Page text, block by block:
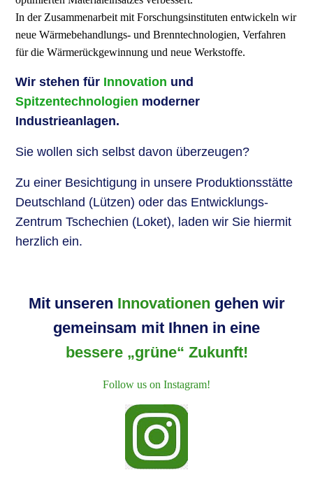
In der Zusammenarbeit mit Forschungsinstituten entwickeln wir
neue Wärmebehandlungs- und Brenntechnologien, Verfahren
für die Wärmerückgewinnung und neue Werkstoffe.
Wir stehen für Innovation und
Spitzentechnologien moderner
Industrieanlagen.
Sie wollen sich selbst davon überzeugen?
Zu einer Besichtigung in unsere Produktionsstätte
Deutschland (Lützen) oder das Entwicklungs-
Zentrum Tschechien (Loket), laden wir Sie hiermit
herzlich ein.
Mit unseren Innovationen gehen wir
gemeinsam mit Ihnen in eine
bessere „grüne“ Zukunft!
Follow us on Instagram!